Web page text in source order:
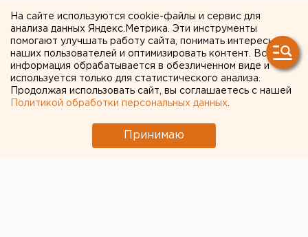
запас на случай ЧП - в нем
всего полтонны муки
На сайте используются cookie-файлы и сервис для
анализа данных Яндекс.Метрика. Эти инструменты
помогают улучшать работу сайта, понимать интересы
наших пользователей и оптимизировать контент. Вся
информация обрабатывается в обезличенном виде и
используется только для статистического анализа.
Продолжая использовать сайт, вы соглашаетесь с нашей
Политикой обработки персональных данных
Принимаю